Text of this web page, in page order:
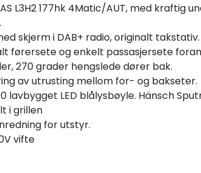
L3H2 177hk 4Matic/AUT, med
skjerm i DAB+ radio, originalt takstativ.
førersete og enkelt passasjersete
270 grader hengslede dører bak.
av utrusting mellom for- og bakseter.
lavbygget LED blålysbøyle. Hänsch
i grillen
for utstyr.
vifte